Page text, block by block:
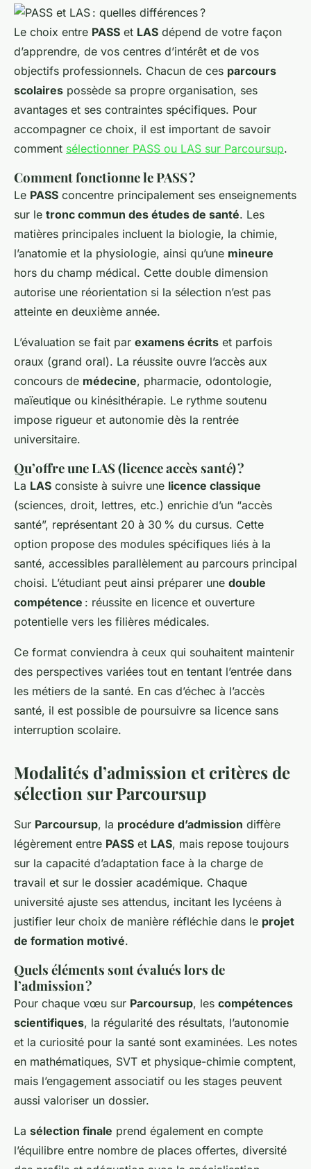
Le choix entre PASS et LAS dépend de votre façon
d’apprendre, de vos centres d’intérêt et de vos
objectifs professionnels. Chacun de ces parcours
scolaires possède sa propre organisation, ses
avantages et ses contraintes spécifiques. Pour
accompagner ce choix, il est important de savoir
comment sélectionner PASS ou LAS sur Parcoursup.
Comment fonctionne le PASS ?
Le PASS concentre principalement ses enseignements
sur le tronc commun des études de santé. Les
matières principales incluent la biologie, la chimie,
l’anatomie et la physiologie, ainsi qu’une mineure
hors du champ médical. Cette double dimension
autorise une réorientation si la sélection n’est pas
atteinte en deuxième année.
L’évaluation se fait par examens écrits et parfois
oraux (grand oral). La réussite ouvre l’accès aux
concours de médecine, pharmacie, odontologie,
maïeutique ou kinésithérapie. Le rythme soutenu
impose rigueur et autonomie dès la rentrée
universitaire.
Qu’offre une LAS (licence accès santé) ?
La LAS consiste à suivre une licence classique
(sciences, droit, lettres, etc.) enrichie d’un “accès
santé”, représentant 20 à 30 % du cursus. Cette
option propose des modules spécifiques liés à la
santé, accessibles parallèlement au parcours principal
choisi. L’étudiant peut ainsi préparer une double
compétence : réussite en licence et ouverture
potentielle vers les filières médicales.
Ce format conviendra à ceux qui souhaitent maintenir
des perspectives variées tout en tentant l’entrée dans
les métiers de la santé. En cas d’échec à l’accès
santé, il est possible de poursuivre sa licence sans
interruption scolaire.
Modalités d’admission et critères de
sélection sur Parcoursup
Sur Parcoursup, la procédure d’admission diffère
légèrement entre PASS et LAS, mais repose toujours
sur la capacité d’adaptation face à la charge de
travail et sur le dossier académique. Chaque
université ajuste ses attendus, incitant les lycéens à
justifier leur choix de manière réfléchie dans le projet
de formation motivé.
Quels éléments sont évalués lors de
l’admission ?
Pour chaque vœu sur Parcoursup, les compétences
scientifiques, la régularité des résultats, l’autonomie
et la curiosité pour la santé sont examinées. Les notes
en mathématiques, SVT et physique-chimie comptent,
mais l’engagement associatif ou les stages peuvent
aussi valoriser un dossier.
La sélection finale prend également en compte
l’équilibre entre nombre de places offertes, diversité